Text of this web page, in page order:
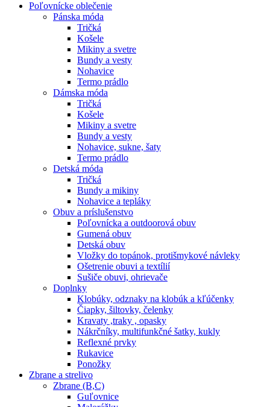
Poľovnícke oblečenie
Pánska móda
Tričká
Košele
Mikiny a svetre
Bundy a vesty
Nohavice
Termo prádlo
Dámska móda
Tričká
Košele
Mikiny a svetre
Bundy a vesty
Nohavice, sukne, šaty
Termo prádlo
Detská móda
Tričká
Bundy a mikiny
Nohavice a tepláky
Obuv a príslušenstvo
Poľovnícka a outdoorová obuv
Gumená obuv
Detská obuv
Vložky do topánok, protišmykové návleky
Ošetrenie obuvi a textílií
Sušiče obuvi, ohrievače
Doplnky
Klobúky, odznaky na klobúk a kľúčenky
Čiapky, šiltovky, čelenky
Kravaty ,traky , opasky
Nákrčníky, multifunkčné šatky, kukly
Reflexné prvky
Rukavice
Ponožky
Zbrane a strelivo
Zbrane (B,C)
Guľovnice